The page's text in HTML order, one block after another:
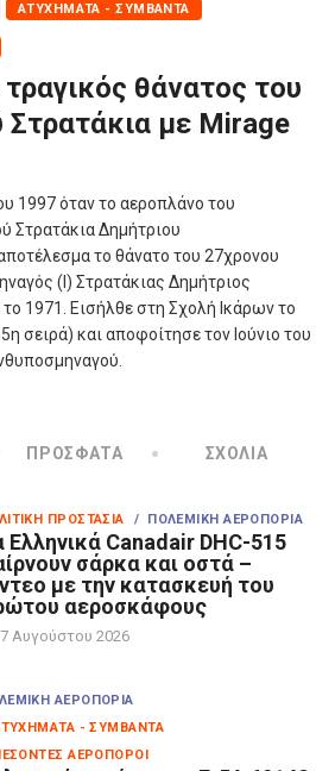
ΑΤΥΧΉΜΑΤΑ - ΣΥΜΒΆΝΤΑ
θάνατος του
με Mirage
1997 όταν το αεροπλάνο του
Στρατάκια Δημήτριου
το θάνατο του 27χρονου
(Ι) Στρατάκιας Δημήτριος
1971. Εισήλθε στη Σχολή Ικάρων το
σειρά) και αποφοίτησε τον Ιούνιο του
ΠΡΌΣΦΑΤΑ ΣΧΌΛΙΑ
ΠΡΟΣΤΑΣΊΑ / ΠΟΛΕΜΙΚΉ ΑΕΡΟΠΟΡΊΑ
Eλληνικά Canadair DHC-515
σάρκα και οστά –
με την κατασκευή του
αεροσκάφους
7 Αυγούστου 2026
ΑΕΡΟΠΟΡΊΑ
- ΣΥΜΒΆΝΤΑ
ΑΕΡΟΠΌΡΟΙ